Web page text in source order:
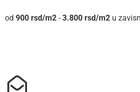
900 rsd - 3.800 rsd u